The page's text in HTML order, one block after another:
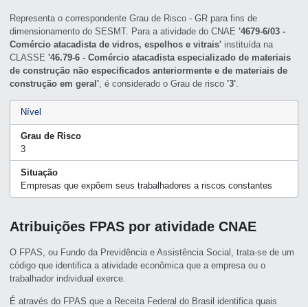
Representa o correspondente Grau de Risco - GR para fins de
dimensionamento do SESMT. Para a atividade do CNAE'4679-6/03 -
Comércio atacadista de vidros, espelhos e vitrais' instituída na
CLASSE'46.79-6 - Comércio atacadista especializado de materiais
de construção não especificados anteriormente e de materiais de
construção em geral' , é considerado o Grau de risco'3'
Nível
Grau de Risco
3
Situação
Empresas que expõem seus trabalhadores a riscos constantes
Atribuições FPAS por atividade CNAE
O FPAS, ou Fundo da Previdência e Assistência Social, trata-se de um
código que identifica a atividade econômica que a empresa ou o
trabalhador individual exerce.
É através do FPAS que a Receita Federal do Brasil identifica quais